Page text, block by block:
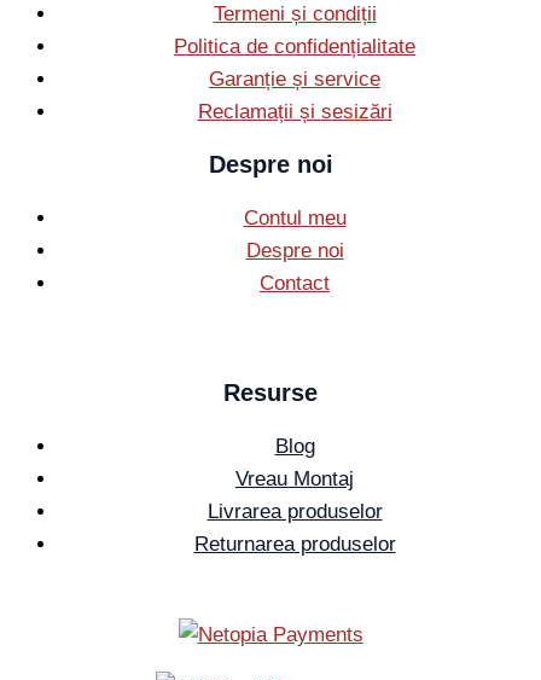
Termeni și condiții
Politica de confidențialitate
Garanție și service
Reclamații și sesizări
Despre noi
Contul meu
Despre noi
Contact
Resurse
Blog
Vreau Montaj
Livrarea produselor
Returnarea produselor